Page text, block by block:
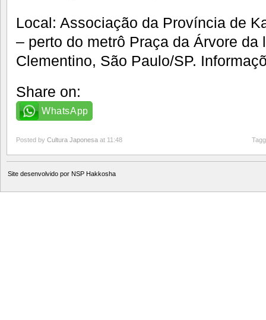
Local: Associação da Província de
– perto do metrô Praça da Árvore da
Clementino, São Paulo/SP.
Share on:
WhatsApp
Posted by Cultura Japonesa at 11:48
Site desenvolvido por NSP Hakkosha